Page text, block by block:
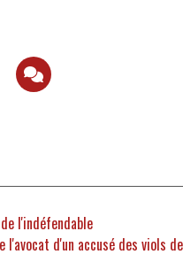
l'indéfendable
l'avocat d'un accusé des viols de